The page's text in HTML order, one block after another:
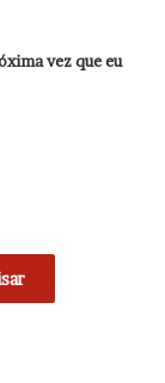
vez que eu